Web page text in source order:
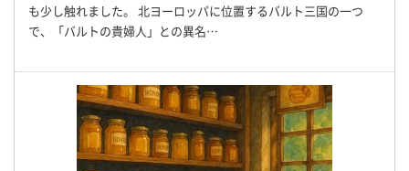
も少し触れました。 北ヨーロッパに位置するバルト三国の一つ
で、「バルトの貴婦人」との異名…